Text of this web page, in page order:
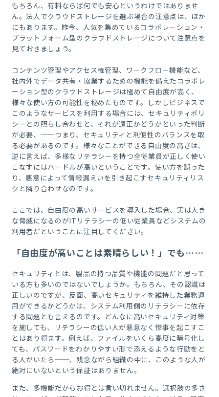
もちろん、有料ならば何でも安心というわけではありませ
ん。法人でクラウドストレージを選ぶ場合の注意点は、ほか
にもあります。昨今、人気を集めているコラボレーション・
プラットフォーム型のクラウドストレージについて注意点を
見ておきましょう。
コンテンツ管理やアクセス権管理、ワークフロー機能など、
社内外でデータ共有・協業するための機能を備えたコラボレ
ーション型のクラウドストレージは極めて自由度が高く、
様々な使い方の可能性を秘めたものです。しかしビジネスで
このようなサービスを利用する場合には、セキュリティポリ
シーとの照らし合わせと、それが適正かどうかといった判断
が必要、──つまり、セキュリティと利便性のバランスを取
る必要があるのです。様々なことができる自由度の高さは、
逆に言えば、多様なリテラシーを持つ全従業員が正しく使い
こなすにはハードルが高いということです。使い方を誤った
り、悪意によって情報漏えいを引き起こすセキュリティリス
クと隣り合わせなのです。
ここでは、自由度の高いサービスを導入した場合、実は大き
な脅威になるのがITリテラシーの低い従業員などシステムの
利用者だということに注目してください。
「自由度が高いことは素晴らしい！」でも……
セキュリティとは、製品の持つ品質や機能の問題だと思って
いる方も多いのではないでしょうか。もちろん、その認識は
正しいのですが、反面、高いセキュリティを維持した業務運
用ができるかどうかは、システム利用側のリテラシーに依存
する問題とも言えるのです。どんなに高いセキュリティ対策
を施しても、リテラシーの低い人が悪意なく惨事を起こすこ
とはあり得ます。例えば、ファイルをいくら高度に暗号化し
ても、パスワードをわかりやすい形で添えるような行動をと
る人がいたら──、残念ながら組織の中に、このような人が
絶対にいないという保証はありません。
また、多機能だからお得とは言い切れません。選択肢の多さ